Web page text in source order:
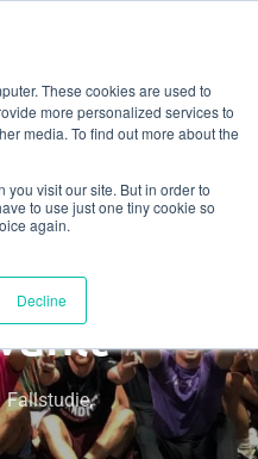
These cookies are used to
more personalized services to
media. To find out more about the
you visit our site. But in order to
to use just one tiny cookie so
again.
Decline
als
Fallstudie,